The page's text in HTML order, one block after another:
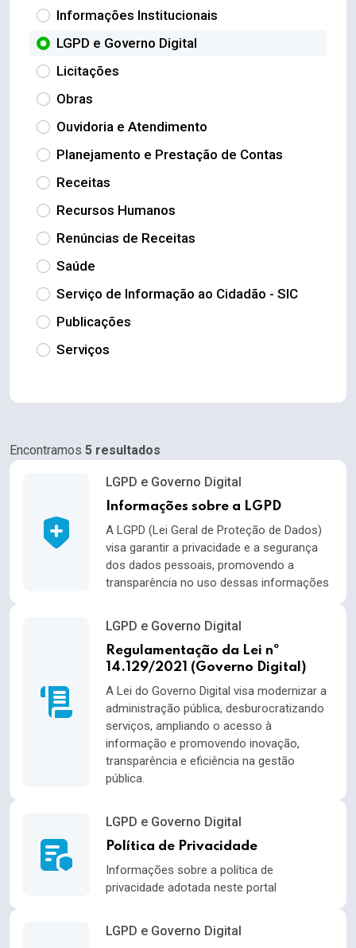
Informações Institucionais
LGPD e Governo Digital
Licitações
Obras
Ouvidoria e Atendimento
Planejamento e Prestação de Contas
Receitas
Recursos Humanos
Renúncias de Receitas
Saúde
Serviço de Informação ao Cidadão - SIC
Publicações
Serviços
Encontramos 5 resultados
LGPD e Governo Digital
Informações sobre a LGPD
A LGPD (Lei Geral de Proteção de Dados)
visa garantir a privacidade e a segurança
dos dados pessoais, promovendo a
transparência no uso dessas informações
LGPD e Governo Digital
Regulamentação da Lei nº
14.129/2021 (Governo Digital)
A Lei do Governo Digital visa modernizar a
administração pública, desburocratizando
serviços, ampliando o acesso à
informação e promovendo inovação,
transparência e eficiência na gestão
pública.
LGPD e Governo Digital
Política de Privacidade
Informações sobre a política de
privacidade adotada neste portal
LGPD e Governo Digital